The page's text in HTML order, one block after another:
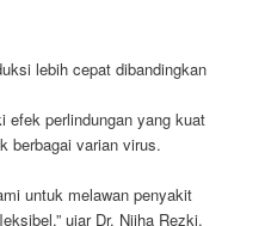
lebih cepat dibandingkan
efek perlindungan yang kuat
berbagai varian virus.
untuk melawan penyakit
ujar Dr. Nijha Rezki,